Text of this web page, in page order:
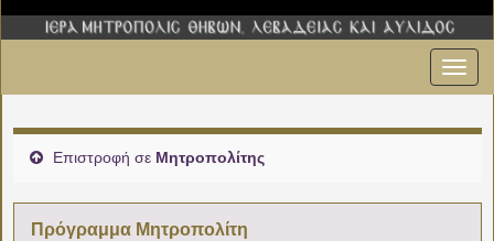
Επιστροφή σε Μητροπολίτης
Πρόγραμμα Μητροπολίτη